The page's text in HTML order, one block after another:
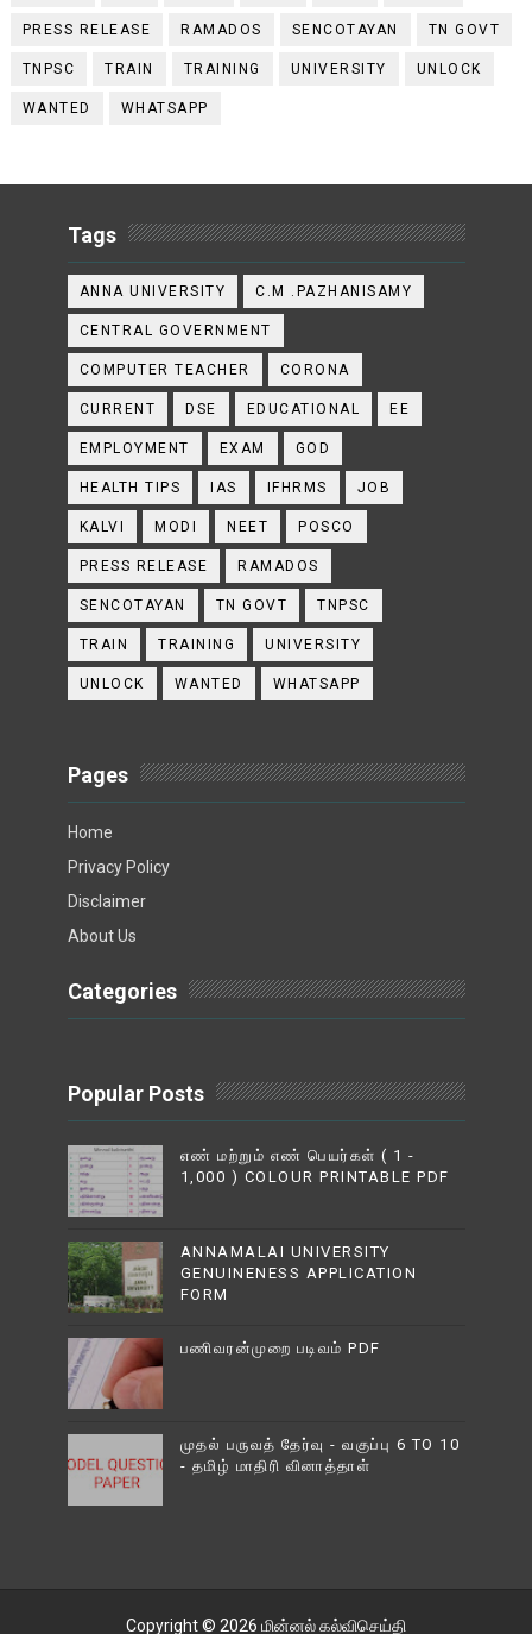
PRESS RELEASE RAMADOS SENCOTAYAN TN GOVT
TNPSC TRAIN TRAINING UNIVERSITY UNLOCK
WANTED WHATSAPP
Tags
ANNA UNIVERSITY C.M .PAZHANISAMY
CENTRAL GOVERNMENT
COMPUTER TEACHER CORONA
CURRENT DSE EDUCATIONAL EE
EMPLOYMENT EXAM GOD
HEALTH TIPS IAS IFHRMS JOB
KALVI MODI NEET POSCO
PRESS RELEASE RAMADOS
SENCOTAYAN TN GOVT TNPSC
TRAIN TRAINING UNIVERSITY
UNLOCK WANTED WHATSAPP
Pages
Home
Privacy Policy
Disclaimer
About Us
Categories
Popular Posts
எண் மற்றும் எண் பெயர்கள் ( 1 -
1,000 ) COLOUR PRINTABLE PDF
ANNAMALAI UNIVERSITY
GENUINENESS APPLICATION
FORM
பணிவரன்முறை படிவம் PDF
முதல் பருவத் தேர்வு - வகுப்பு 6 TO 10
- தமிழ் மாதிரி வினாத்தாள்
Copyright © 2026 மின்னல் கல்விசெய்தி